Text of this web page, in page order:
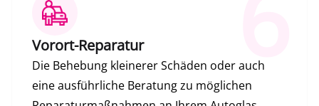
Vorort-Reparatur
Die Behebung kleinerer Schäden oder auch
eine ausführliche Beratung zu möglichen